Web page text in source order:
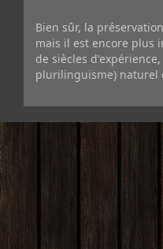
Bien sûr, la
mais il est encore plus
de siècles
plurilinguisme) naturel